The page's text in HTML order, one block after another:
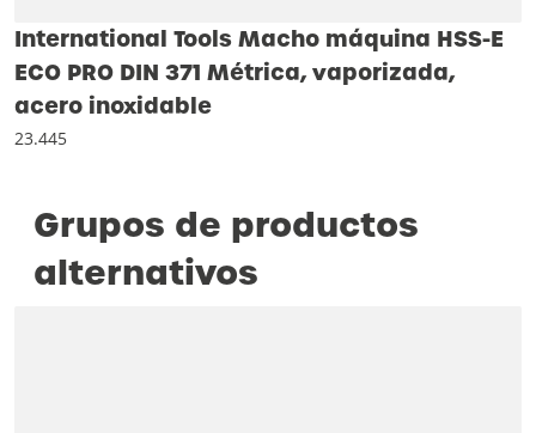
International Tools Macho máquina HSS-E
ECO PRO DIN 371 Métrica, vaporizada,
acero inoxidable
23.445
Grupos de productos
alternativos